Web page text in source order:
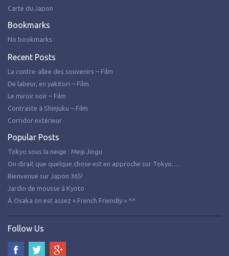
Carte du Japon
Bookmarks
No bookmarks
Recent Posts
La contre-allée des souvenirs – Film
De labeur, en yakitori – Film
Le miroir noir – Film
Contraste à Shinjuku – Film
Corridor extérieur
Popular Posts
Tokyo sous la neige : Meiji Jingu
On dirait que quelque chose est en approche sur Tokyo…
Bienvenue sur Japon 365!
Jardin de mousse à Kyoto
À Osaka on est assez « French Friendly » ^^
Follow Us